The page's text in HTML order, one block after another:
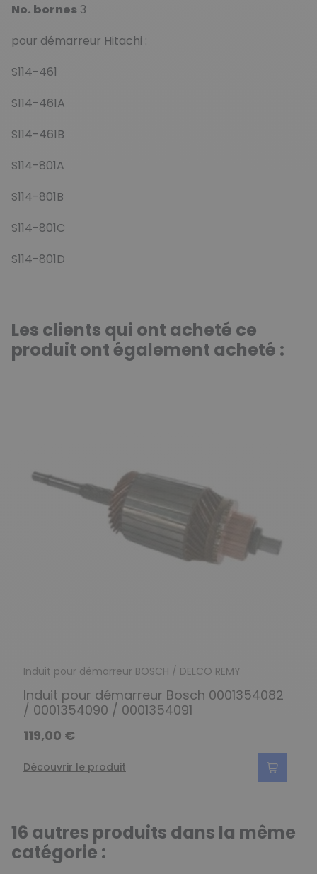
No. bornes 3
pour démarreur Hitachi :
S114-461
S114-461A
S114-461B
S114-801A
S114-801B
S114-801C
S114-801D
Les clients qui ont acheté ce
produit ont également acheté :
Induit pour démarreur BOSCH / DELCO REMY
Induit pour démarreur Bosch 0001354082
/ 0001354090 / 0001354091
119,00 €
Découvrir le produit
16 autres produits dans la même
catégorie :